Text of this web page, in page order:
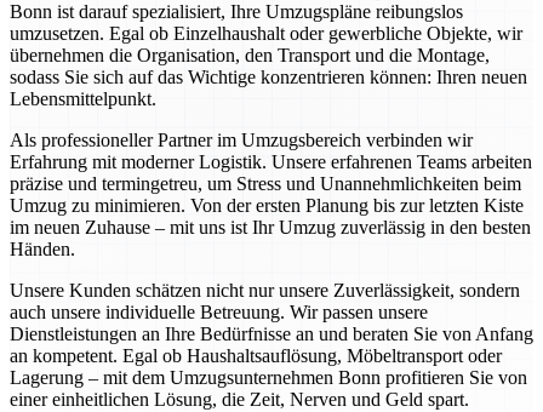
Bonn ist darauf spezialisiert, Ihre Umzugspläne reibungslos
umzusetzen. Egal ob Einzelhaushalt oder gewerbliche Objekte, wir
übernehmen die Organisation, den Transport und die Montage,
sodass Sie sich auf das Wichtige konzentrieren können: Ihren neuen
Lebensmittelpunkt.
Als professioneller Partner im Umzugsbereich verbinden wir
Erfahrung mit moderner Logistik. Unsere erfahrenen Teams arbeiten
präzise und termingetreu, um Stress und Unannehmlichkeiten beim
Umzug zu minimieren. Von der ersten Planung bis zur letzten Kiste
im neuen Zuhause – mit uns ist Ihr Umzug zuverlässig in den besten
Händen.
Unsere Kunden schätzen nicht nur unsere Zuverlässigkeit, sondern
auch unsere individuelle Betreuung. Wir passen unsere
Dienstleistungen an Ihre Bedürfnisse an und beraten Sie von Anfang
an kompetent. Egal ob Haushaltsauflösung, Möbeltransport oder
Lagerung – mit dem Umzugsunternehmen Bonn profitieren Sie von
einer einheitlichen Lösung, die Zeit, Nerven und Geld spart.